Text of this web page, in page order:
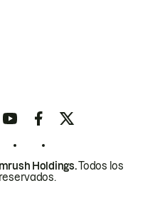
Holdings.Todos los